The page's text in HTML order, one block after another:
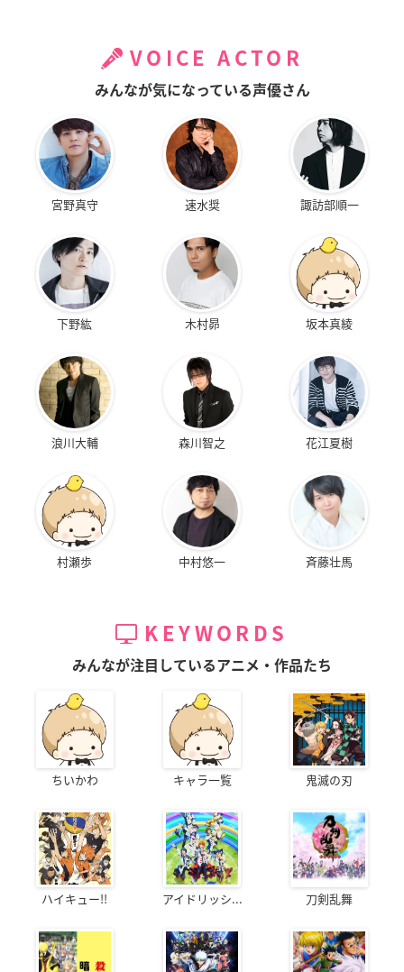
VOICE ACTOR
みんなが気になっている声優さん
宮野真守 速水奨 諏訪部順一
下野紘 木村昴 坂本真綾
浪川大輔 森川智之 花江夏樹
村瀬歩 中村悠一 斉藤壮馬
KEYWORDS
みんなが注目しているアニメ・作品たち
ちいかわ キャラ一覧 鬼滅の刃
ハイキュー!! アイドリッシ... 刀剣乱舞